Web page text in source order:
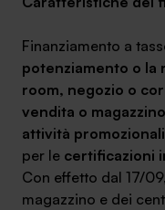
Finanziamento a
potenziamento o la
room, negozio o
vendita o magazzino
attività promozionali
per le certificazioni
Con effetto dal 17/
magazzino e dei